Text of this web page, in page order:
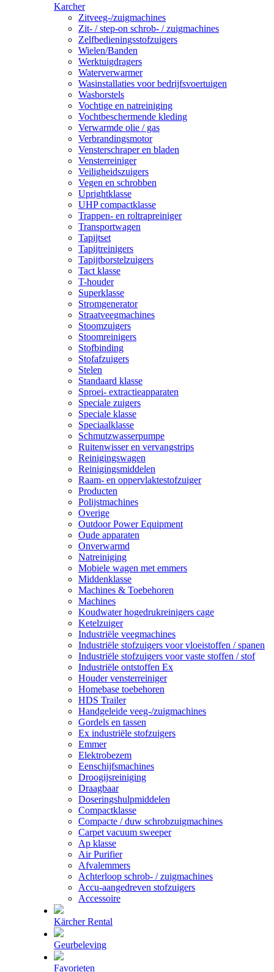
Karcher
Zitveeg-/zuigmachines
Zit- / step-on schrob- / zuigmachines
Zelfbedieningsstofzuigers
Wielen/Banden
Werktuigdragers
Waterverwarmer
Wasinstallaties voor bedrijfsvoertuigen
Wasborstels
Vochtige en natreiniging
Vochtbeschermende kleding
Verwarmde olie / gas
Verbrandingsmotor
Vensterschraper en bladen
Vensterreiniger
Veiligheidszuigers
Vegen en schrobben
Uprightklasse
UHP compactklasse
Trappen- en roltrapreiniger
Transportwagen
Tapijtset
Tapijtreinigers
Tapijtborstelzuigers
Tact klasse
T-houder
Superklasse
Stromgenerator
Straatveegmachines
Stoomzuigers
Stoomreinigers
Stofbinding
Stofafzuigers
Stelen
Standaard klasse
Sproei- extractieapparaten
Speciale zuigers
Speciale klasse
Speciaalklasse
Schmutzwasserpumpe
Ruitenwisser en vervangstrips
Reinigingswagen
Reinigingsmiddelen
Raam- en oppervlaktestofzuiger
Producten
Polijstmachines
Overige
Outdoor Power Equipment
Oude apparaten
Onverwarmd
Natreiniging
Mobiele wagen met emmers
Middenklasse
Machines & Toebehoren
Machines
Koudwater hogedrukreinigers cage
Ketelzuiger
Industriële veegmachines
Industriële stofzuigers voor vloeistoffen / spanen
Industriële stofzuigers voor vaste stoffen / stof
Industriële ontstoffen Ex
Houder vensterreiniger
Homebase toebehoren
HDS Trailer
Handgeleide veeg-/zuigmachines
Gordels en tassen
Ex industriële stofzuigers
Emmer
Elektrobezem
Eenschijfsmachines
Droogijsreiniging
Draagbaar
Doseringshulpmiddelen
Compactklasse
Compacte / duw schrobzuigmachines
Carpet vacuum sweeper
Ap klasse
Air Purifier
Afvalemmers
Achterloop schrob- / zuigmachines
Accu-aangedreven stofzuigers
Accessoire
Kärcher Rental
Geurbeleving
Favorieten